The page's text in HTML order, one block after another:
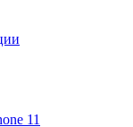
11